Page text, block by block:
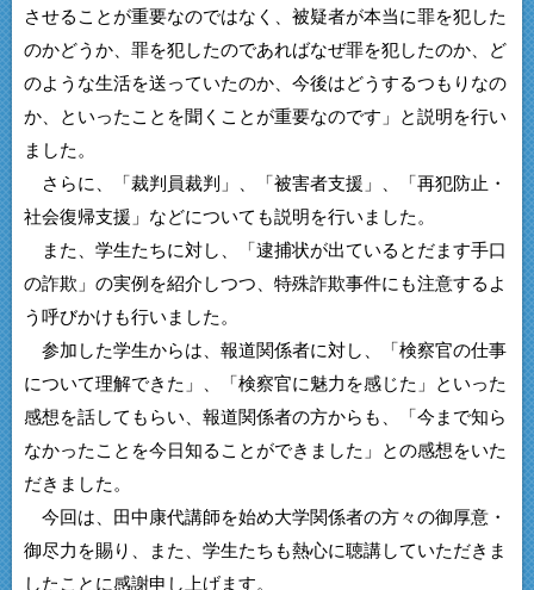
させることが重要なのではなく、被疑者が本当に罪を犯した
のかどうか、罪を犯したのであればなぜ罪を犯したのか、ど
のような生活を送っていたのか、今後はどうするつもりなの
か、といったことを聞くことが重要なのです」と説明を行い
ました。
さらに、「裁判員裁判」、「被害者支援」、「再犯防止・
社会復帰支援」などについても説明を行いました。
また、学生たちに対し、「逮捕状が出ているとだます手口
の詐欺」の実例を紹介しつつ、特殊詐欺事件にも注意するよ
う呼びかけも行いました。
参加した学生からは、報道関係者に対し、「検察官の仕事
について理解できた」、「検察官に魅力を感じた」といった
感想を話してもらい、報道関係者の方からも、「今まで知ら
なかったことを今日知ることができました」との感想をいた
だきました。
今回は、田中康代講師を始め大学関係者の方々の御厚意・
御尽力を賜り、また、学生たちも熱心に聴講していただきま
したことに感謝申し上げます。